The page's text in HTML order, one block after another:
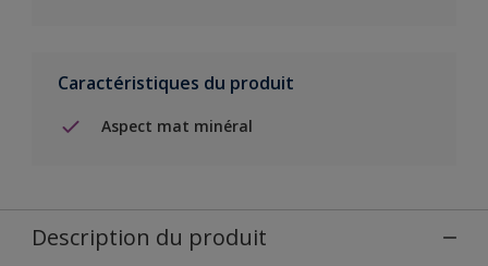
Caractéristiques du produit
Aspect mat minéral
Description du produit